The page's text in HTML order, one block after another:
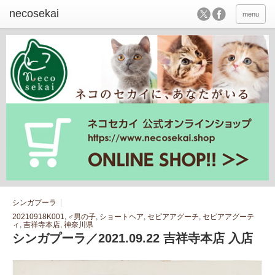
menu
シンガプーラ
20210918K001, ♂男の子, ショートヘア, セピアアグーチ, セピアアグーテ
ィ , 吉祥寺本店, 神奈川県
シンガプーラ／2021.09.22 吉祥寺本店 入店